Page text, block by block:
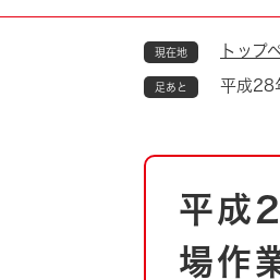
ごみ・衛生・動物
防災・防犯
自然・環境・公園
現在地 トップ
足あと 平成28
本
平成
場作